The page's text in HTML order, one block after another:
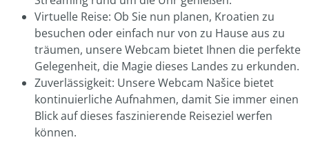
Virtuelle Reise: Ob Sie nun planen, Kroatien zu
besuchen oder einfach nur von zu Hause aus zu
träumen, unsere Webcam bietet Ihnen die perfekte
Gelegenheit, die Magie dieses Landes zu erkunden.
Zuverlässigkeit: Unsere Webcam Našice bietet
kontinuierliche Aufnahmen, damit Sie immer einen
Blick auf dieses faszinierende Reiseziel werfen
können.